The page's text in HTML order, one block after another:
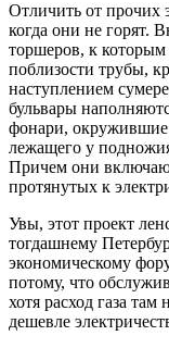
Отличить от прочих
когда они не горят.
торшеров, к которым
поблизости трубы,
наступлением
бульвары
фонари, окружившие
лежащего у
Причем они
протянутых к
Увы, этот проект
тогдашнему
экономическому
потому, что
хотя расход газа
дешевле